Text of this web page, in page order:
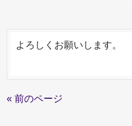
よろしくお願いします。
« 前のページ